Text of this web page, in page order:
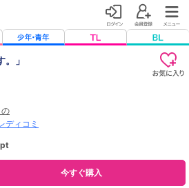
」
ディコミ
pt
今すぐ購入